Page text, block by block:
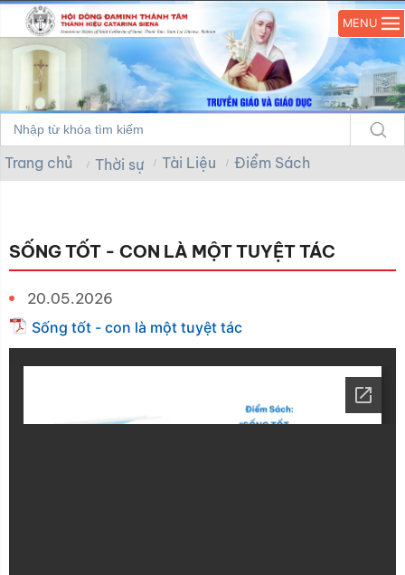
MENU
Trang chủ Thời sự Tài Liệu Điểm Sách
SỐNG TỐT - CON LÀ MỘT TUYỆT TÁC
20.05.2026
Sống tốt - con là một tuyệt tác